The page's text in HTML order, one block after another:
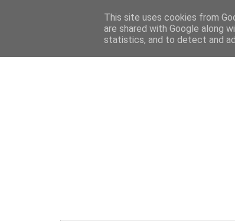
This site uses cookies from
are shared with Google along
statistics, and to detect and